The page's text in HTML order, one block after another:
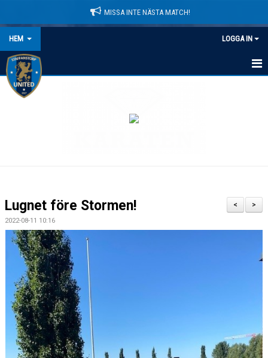
MISSA INTE NÄSTA MATCH!
HEM LOGGA IN
HEM
DOMARINFORMATION
MEDLEMSAVGIFTER
DOKUMENT
KLÄDPROFIL
LEDARINFORMATION
STYRELSE/SEKTIONER
>
<
Lugnet före Stormen!
2022-08-11 10:16